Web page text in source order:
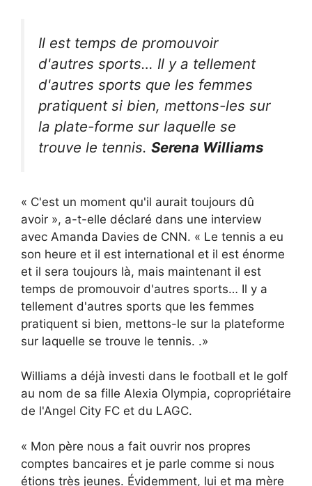
Il est temps de promouvoir
d'autres sports… Il y a tellement
d'autres sports que les femmes
pratiquent si bien, mettons-les sur
la plate-forme sur laquelle se
trouve le tennis. Serena Williams
« C'est un moment qu'il aurait toujours dû
avoir », a-t-elle déclaré dans une interview
avec Amanda Davies de CNN. « Le tennis a eu
son heure et il est international et il est énorme
et il sera toujours là, mais maintenant il est
temps de promouvoir d'autres sports… Il y a
tellement d'autres sports que les femmes
pratiquent si bien, mettons-le sur la plateforme
sur laquelle se trouve le tennis. .»
Williams a déjà investi dans le football et le golf
au nom de sa fille Alexia Olympia, copropriétaire
de l'Angel City FC et du LAGC.
« Mon père nous a fait ouvrir nos propres
comptes bancaires et je parle comme si nous
étions très jeunes. Évidemment, lui et ma mère